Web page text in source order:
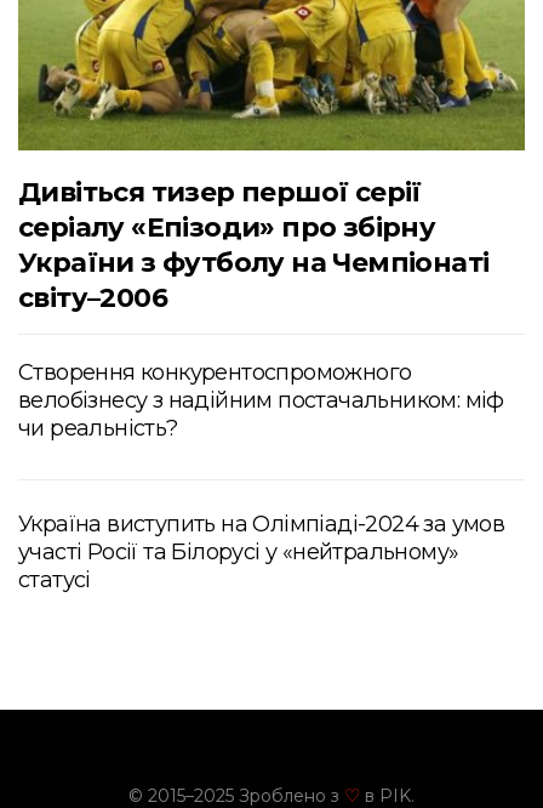
Дивіться тизер першої серії
серіалу «Епізоди» про збірну
України з футболу на Чемпіонаті
світу–2006
Створення конкурентоспроможного
велобізнесу з надійним постачальником: міф
чи реальність?
Україна виступить на Олімпіаді-2024 за умов
участі Росії та Білорусі у «нейтральному»
статусі
© 2015–2025 Зроблено з ♡ в PIK.